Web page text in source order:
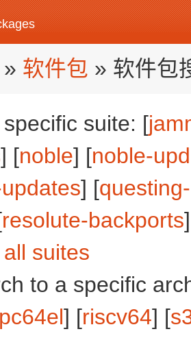
» 软件包 » 软件包
suite: [
] [noble] [noble-
] [
resolute-backports
all suites
to a specific
] [riscv64] [